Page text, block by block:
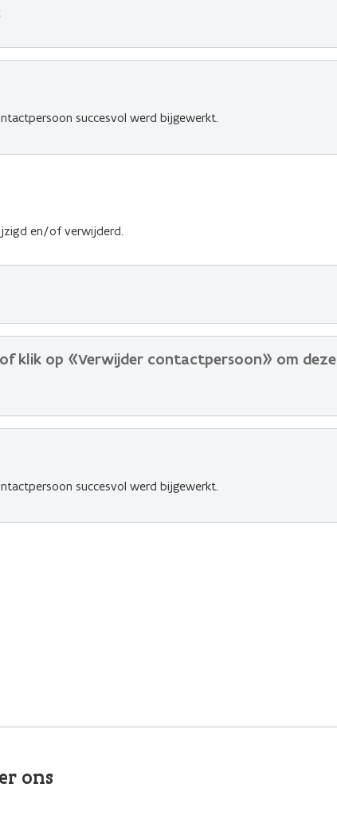
succesvol werd bijgewerkt.
en/of verwijderd.
klik op «Verwijder contactpersoon» om deze
succesvol werd bijgewerkt.
ons